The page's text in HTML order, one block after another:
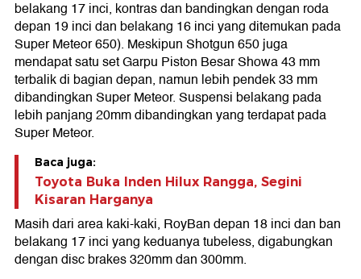
belakang 17 inci, kontras dan bandingkan dengan roda
depan 19 inci dan belakang 16 inci yang ditemukan pada
Super Meteor 650). Meskipun Shotgun 650 juga
mendapat satu set Garpu Piston Besar Showa 43 mm
terbalik di bagian depan, namun lebih pendek 33 mm
dibandingkan Super Meteor. Suspensi belakang pada
lebih panjang 20mm dibandingkan yang terdapat pada
Super Meteor.
Baca juga:
Toyota Buka Inden Hilux Rangga, Segini
Kisaran Harganya
Masih dari area kaki-kaki, RoyBan depan 18 inci dan ban
belakang 17 inci yang keduanya tubeless, digabungkan
dengan disc brakes 320mm dan 300mm.